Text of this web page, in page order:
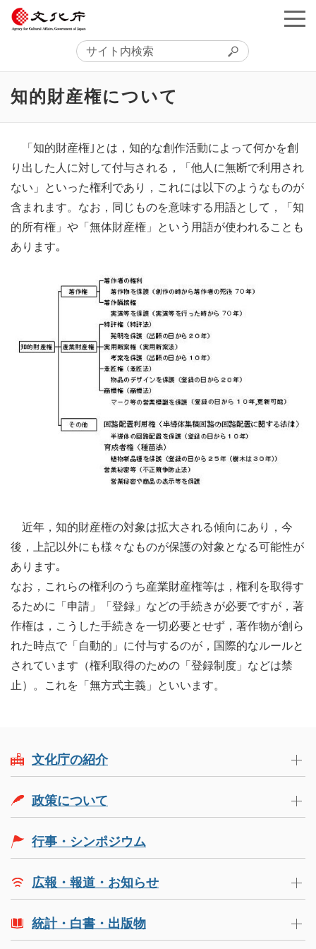
知的財産権について
「知的財産権｣とは，知的な創作活動によって何かを創
り出した人に対して付与される，「他人に無断で利用され
ない」といった権利であり，これには以下のようなものが
含まれます。なお，同じものを意味する用語として，「知
的所有権」や「無体財産権」という用語が使われることも
あります｡
近年，知的財産権の対象は拡大される傾向にあり，今
後，上記以外にも様々なものが保護の対象となる可能性が
あります｡
なお，これらの権利のうち産業財産権等は，権利を取得す
るために「申請」「登録」などの手続きが必要ですが，著
作権は，こうした手続きを一切必要とせず，著作物が創ら
れた時点で「自動的」に付与するのが，国際的なルールと
されています（権利取得のための「登録制度」などは禁
止）。これを「無方式主義」といいます。
文化庁の紹介
政策について
行事・シンポジウム
広報・報道・お知らせ
統計・白書・出版物